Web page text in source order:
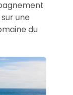
une
du